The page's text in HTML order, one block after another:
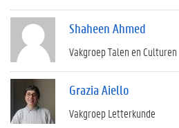
Shaheen Ahmed
Vakgroep Talen en Culturen
Grazia Aiello
Vakgroep Letterkunde